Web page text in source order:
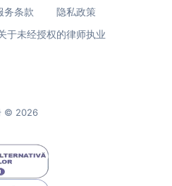
务条款
隐私政策
于未经授权的律师执业
© 2026